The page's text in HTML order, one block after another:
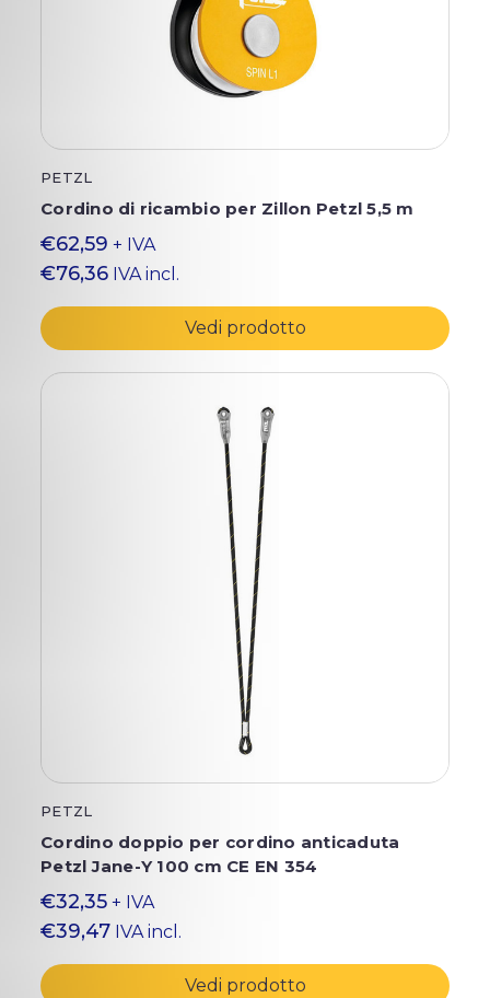
PETZL
Cordino di ricambio per Zillon Petzl 5,5 m
€62,59 + IVA
€76,36 IVA incl.
Vedi prodotto
PETZL
Cordino doppio per cordino anticaduta
Petzl Jane-Y 100 cm CE EN 354
€32,35 + IVA
€39,47 IVA incl.
Vedi prodotto